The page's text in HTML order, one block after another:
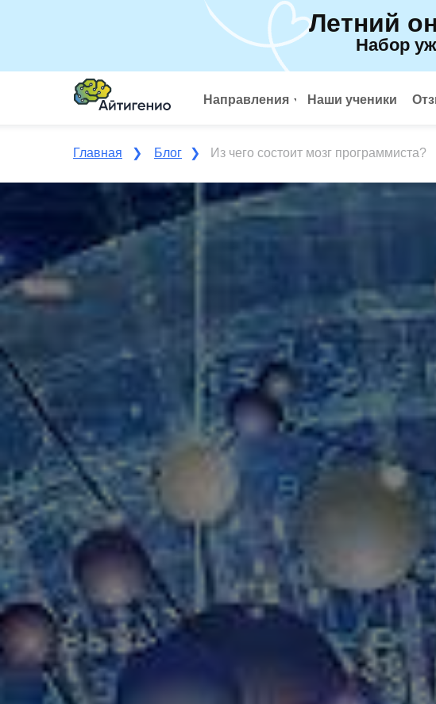
Летний
Набор
Наши ученики
Направления
Главная Блог
❯ ❯ Из чего состоит мозг программиста?